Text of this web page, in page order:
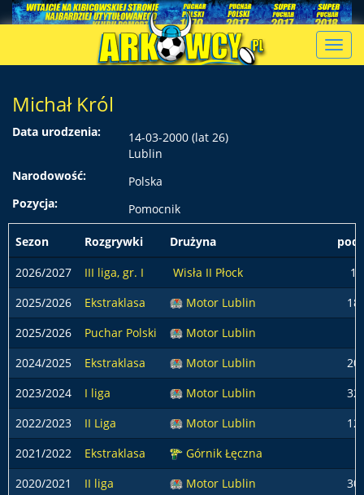
Michał Król
Data urodzenia:
14-03-2000 (lat 26)
Lublin
Narodowość:
Polska
Pozycja:
Pomocnik
Sezon Rozgrywki Drużyna
2026/2027
III liga, gr. I Wisła II Płock
1
2025/2026
Ekstraklasa Motor Lublin
18
2025/2026
Puchar Polski
Motor Lublin
2024/2025
Ekstraklasa Motor Lublin
20
2023/2024
I liga Motor Lublin
32
2022/2023
II Liga Motor Lublin
12
2021/2022
Ekstraklasa
Górnik Łęczna
2020/2021
II liga Motor Lublin
30